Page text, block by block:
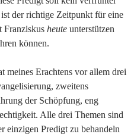
der richtige Zeitpunkt für eine
Franziskus heute unterstützen
können.
meines Erachtens vor allem drei
zweitens
der Schöpfung, eng
Alle drei Themen sind
einzigen Predigt zu behandeln